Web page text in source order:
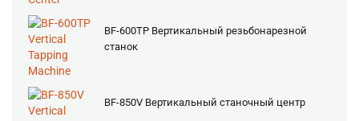
BF-600TP Вертикальный резьбонарезной
станок
BF-850V Вертикальный станочный центр